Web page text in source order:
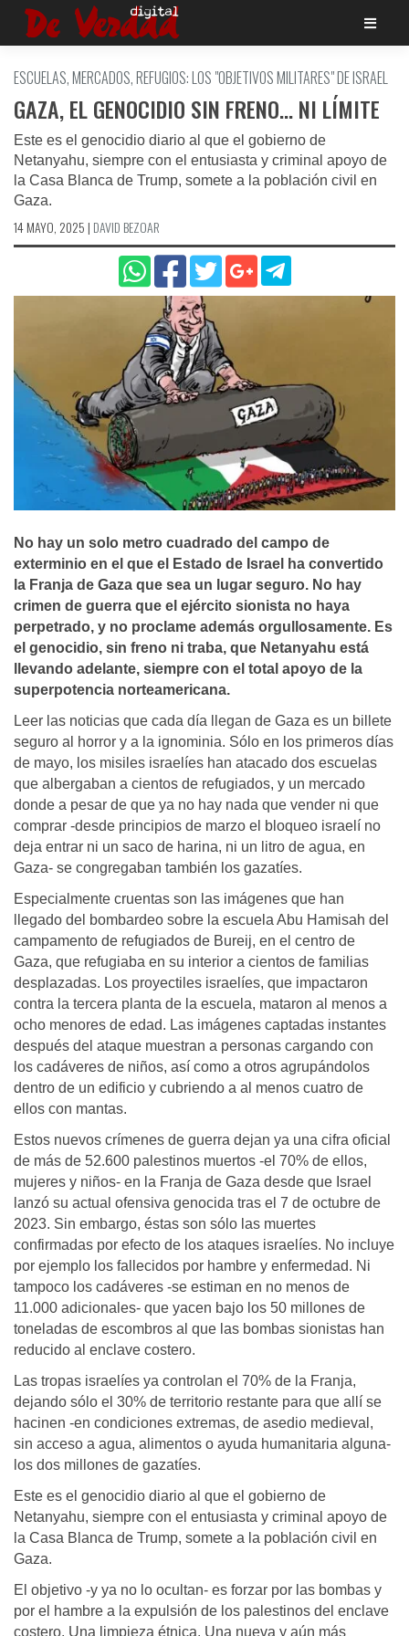
Saltar
ESCUELAS, MERCADOS, REFUGIOS: LOS "OBJETIVOS MILITARES" DE ISRAEL
GAZA, EL GENOCIDIO SIN FRENO… NI LÍMITE
Este es el genocidio diario al que el gobierno de
Netanyahu, siempre con el entusiasta y criminal apoyo de
la Casa Blanca de Trump, somete a la población civil en
Gaza.
14 MAYO, 2025 | DAVID BEZOAR
No hay un solo metro cuadrado del campo de
exterminio en el que el Estado de Israel ha convertido
la Franja de Gaza que sea un lugar seguro. No hay
crimen de guerra que el ejército sionista no haya
perpetrado, y no proclame además orgullosamente. Es
el genocidio, sin freno ni traba, que Netanyahu está
llevando adelante, siempre con el total apoyo de la
superpotencia norteamericana.
Leer las noticias que cada día llegan de Gaza es un billete
seguro al horror y a la ignominia. Sólo en los primeros días
de mayo, los misiles israelíes han atacado dos escuelas
que albergaban a cientos de refugiados, y un mercado
donde a pesar de que ya no hay nada que vender ni que
comprar -desde principios de marzo el bloqueo israelí no
deja entrar ni un saco de harina, ni un litro de agua, en
Gaza- se congregaban también los gazatíes.
Especialmente cruentas son las imágenes que han
llegado del bombardeo sobre la escuela Abu Hamisah del
campamento de refugiados de Bureij, en el centro de
Gaza, que refugiaba en su interior a cientos de familias
desplazadas. Los proyectiles israelíes, que impactaron
contra la tercera planta de la escuela, mataron al menos a
ocho menores de edad. Las imágenes captadas instantes
después del ataque muestran a personas cargando con
los cadáveres de niños, así como a otros agrupándolos
dentro de un edificio y cubriendo a al menos cuatro de
ellos con mantas.
Estos nuevos crímenes de guerra dejan ya una cifra oficial
de más de 52.600 palestinos muertos -el 70% de ellos,
mujeres y niños- en la Franja de Gaza desde que Israel
lanzó su actual ofensiva genocida tras el 7 de octubre de
2023. Sin embargo, éstas son sólo las muertes
confirmadas por efecto de los ataques israelíes. No incluye
por ejemplo los fallecidos por hambre y enfermedad. Ni
tampoco los cadáveres -se estiman en no menos de
11.000 adicionales- que yacen bajo los 50 millones de
toneladas de escombros al que las bombas sionistas han
reducido al enclave costero.
Las tropas israelíes ya controlan el 70% de la Franja,
dejando sólo el 30% de territorio restante para que allí se
hacinen -en condiciones extremas, de asedio medieval,
sin acceso a agua, alimentos o ayuda humanitaria alguna-
los dos millones de gazatíes.
Este es el genocidio diario al que el gobierno de
Netanyahu, siempre con el entusiasta y criminal apoyo de
la Casa Blanca de Trump, somete a la población civil en
Gaza.
El objetivo -y ya no lo ocultan- es forzar por las bombas y
por el hambre a la expulsión de los palestinos del enclave
costero. Una limpieza étnica. Una nueva y aún más